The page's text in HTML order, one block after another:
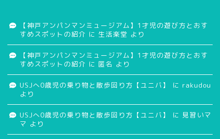
【神戸アンパンマンミュージアム】1才児の遊び方とおす
すめスポットの紹介 に 生活楽堂 より
【神戸アンパンマンミュージアム】1才児の遊び方とおす
すめスポットの紹介 に 匿名 より
USJへ0歳児の乗り物と散歩回り方【ユニバ】 に rakudou
より
USJへ0歳児の乗り物と散歩回り方【ユニバ】 に 見習いマ
マ より